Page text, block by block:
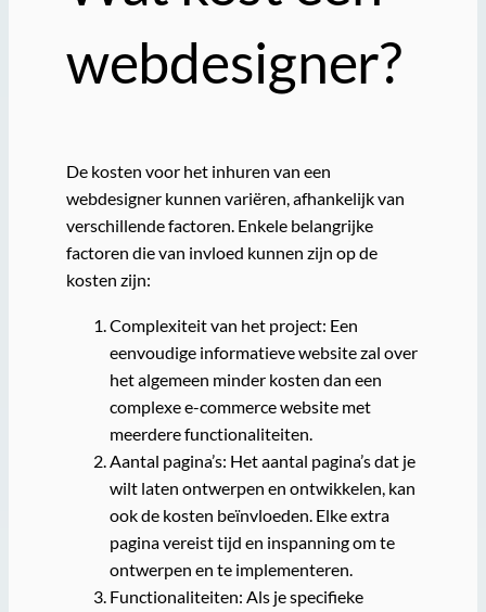
webdesigner?
De kosten voor het inhuren van een
webdesigner kunnen variëren, afhankelijk van
verschillende factoren. Enkele belangrijke
factoren die van invloed kunnen zijn op de
kosten zijn:
Complexiteit van het project: Een
eenvoudige informatieve website zal over
het algemeen minder kosten dan een
complexe e-commerce website met
meerdere functionaliteiten.
Aantal pagina’s: Het aantal pagina’s dat je
wilt laten ontwerpen en ontwikkelen, kan
ook de kosten beïnvloeden. Elke extra
pagina vereist tijd en inspanning om te
ontwerpen en te implementeren.
Functionaliteiten: Als je specifieke